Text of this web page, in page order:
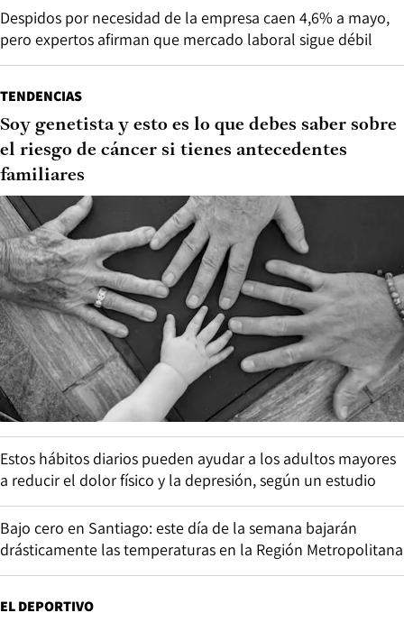
Despidos por necesidad de la empresa caen 4,6% a mayo,
pero expertos afirman que mercado laboral sigue débil
TENDENCIAS
Soy genetista y esto es lo que debes saber sobre
el riesgo de cáncer si tienes antecedentes
familiares
Estos hábitos diarios pueden ayudar a los adultos mayores
a reducir el dolor físico y la depresión, según un estudio
Bajo cero en Santiago: este día de la semana bajarán
drásticamente las temperaturas en la Región Metropolitana
EL DEPORTIVO